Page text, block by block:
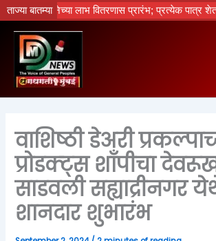
ताज्या बातम्या
योजनेच्या लाभ वितरणास प्रारंभ; प्रत्येक पात्र
Skip
to
content
वाशिष्ठी डेअरी
प्रोडक्ट्स शाँपीचा
साडवली सह्याद्रीनगर
शानदार शुभारंभ